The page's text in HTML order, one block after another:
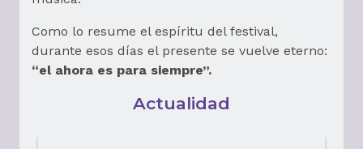
Como lo resume el espíritu del festival,
durante esos días el presente se vuelve eterno:
“el ahora es para siempre”.
Actualidad